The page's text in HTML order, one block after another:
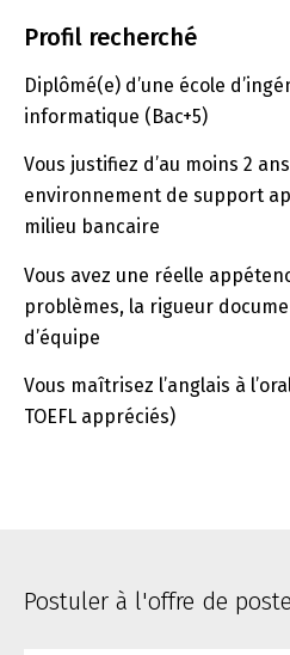
Profil recherché
Diplômé(e) d’une école
informatique (Bac+5)
Vous justifiez d’au moins 2
environnement de support
milieu bancaire
Vous avez une réelle
problèmes, la rigueur
d’équipe
Vous maîtrisez l’anglais à
TOEFL appréciés)
Postuler à l'offre de poste